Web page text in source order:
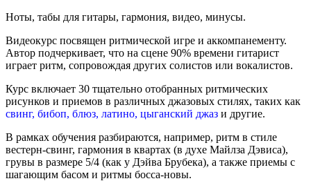
Ноты, табы для гитары, гармония, видео, минусы.
Видеокурс посвящен ритмической игре и аккомпанементу.
Автор подчеркивает, что на сцене 90% времени гитарист
играет ритм, сопровождая других солистов или вокалистов.
Курс включает 30 тщательно отобранных ритмических
рисунков и приемов в различных джазовых стилях, таких как
свинг, бибоп, блюз, латино, цыганский джаз и другие.
В рамках обучения разбираются, например, ритм в стиле
вестерн-свинг, гармония в квартах (в духе Майлза Дэвиса),
грувы в размере 5/4 (как у Дэйва Брубека), а также приемы с
шагающим басом и ритмы босса-новы.